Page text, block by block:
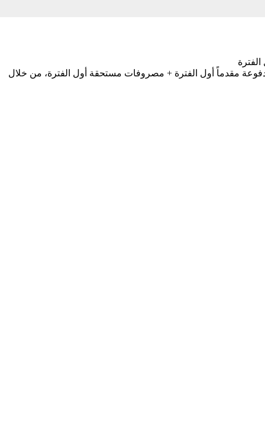
مقدماً أول الفترة + مصروفات مستحقة أول الفترة، من خلال